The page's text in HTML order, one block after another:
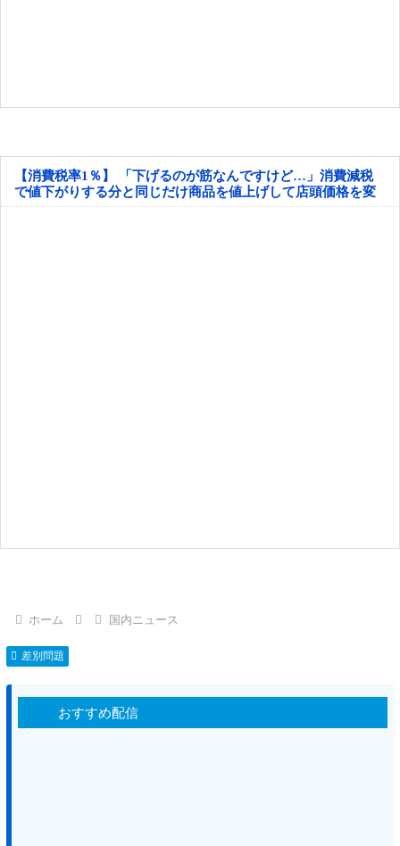
【消費税率1％】 「下げるのが筋なんですけど…」消費減税
で値下がりする分と同じだけ商品を値上げして店頭価格を変
えない店も
ホーム 国内ニュース
差別問題
おすすめ配信